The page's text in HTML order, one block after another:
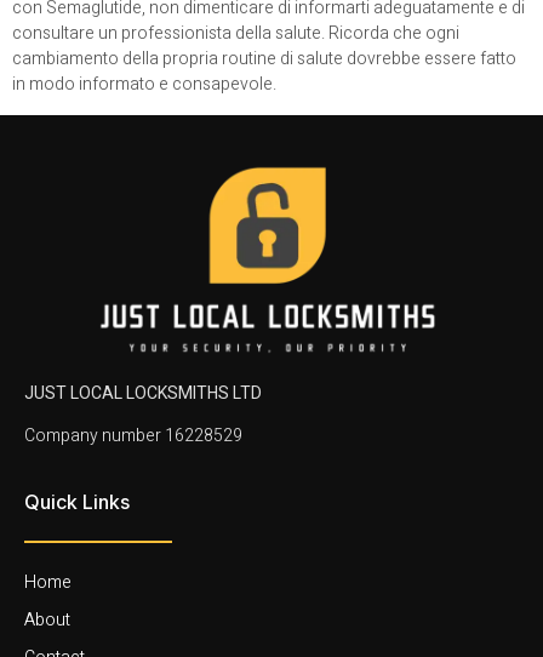
con Semaglutide, non dimenticare di informarti adeguatamente e di
consultare un professionista della salute. Ricorda che ogni
cambiamento della propria routine di salute dovrebbe essere fatto
in modo informato e consapevole.
JUST LOCAL LOCKSMITHS LTD
Company number 16228529
Quick Links
Home
About